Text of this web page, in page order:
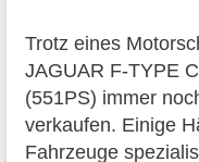
Trotz eines
JAGUAR F-TYPE
(551PS) immer
verkaufen. Einige
Fahrzeuge